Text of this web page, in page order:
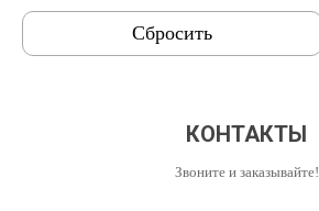
Cбросить
КОНТАКТЫ
Звоните и заказывайте!